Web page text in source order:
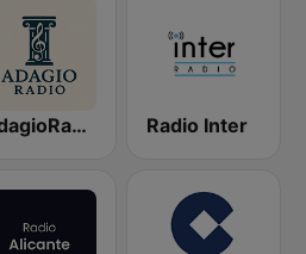
AdagioRadio Radio Inter